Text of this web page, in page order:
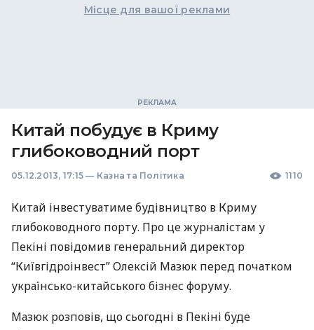
Місце для вашої реклами
Китай побудує в Криму
глибоководний порт
05.12.2013, 17:15 — Казна та Політика 1110
Китай інвестуватиме будівництво в Криму
глибоководного порту. Про це журналістам у
Пекіні повідомив генеральний директор
“Київгідроінвест” Олексій Мазюк перед початком
українсько-китайського бізнес форуму.
Мазюк розповів, що сьогодні в Пекіні буде